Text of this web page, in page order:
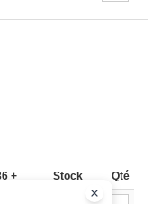
+ Stock Qté